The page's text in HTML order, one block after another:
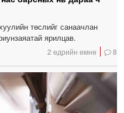
төслийг санаачлан
ярилцав.
2 өдрийн өмнө 8